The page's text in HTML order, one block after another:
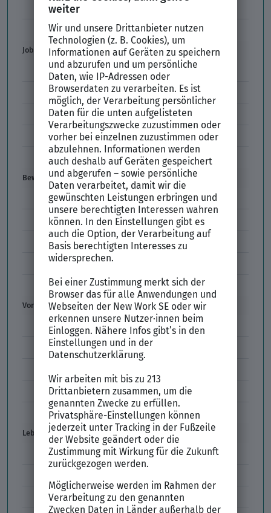
Unbefristeter Arbeitsvertrag
Der XING Bewerbungsratgeber
Job & Karriere
Arbeitsvertrag
Codes im Arbeitszeugnis
Kündigung
Einstiegsgehalt
Gehaltswunsch
Bewerbung
E-Mail-Bewerbung
Anlagen und Zeugnisse
Initiativbewerbung
Interne Bewerbung
Empfehlungsschreiben
Vorstellungsgespräch
Vorstellungsgespräch Fragen
Schwächen im Vorstellungsgespräch
Vorbereitung Vorstellungsgespräch
Vorstellungsgespräch per Skype
Lebenslauf
Lebenslauf Aufbau und Inhalt
Lebenslauf Englisch Résumé